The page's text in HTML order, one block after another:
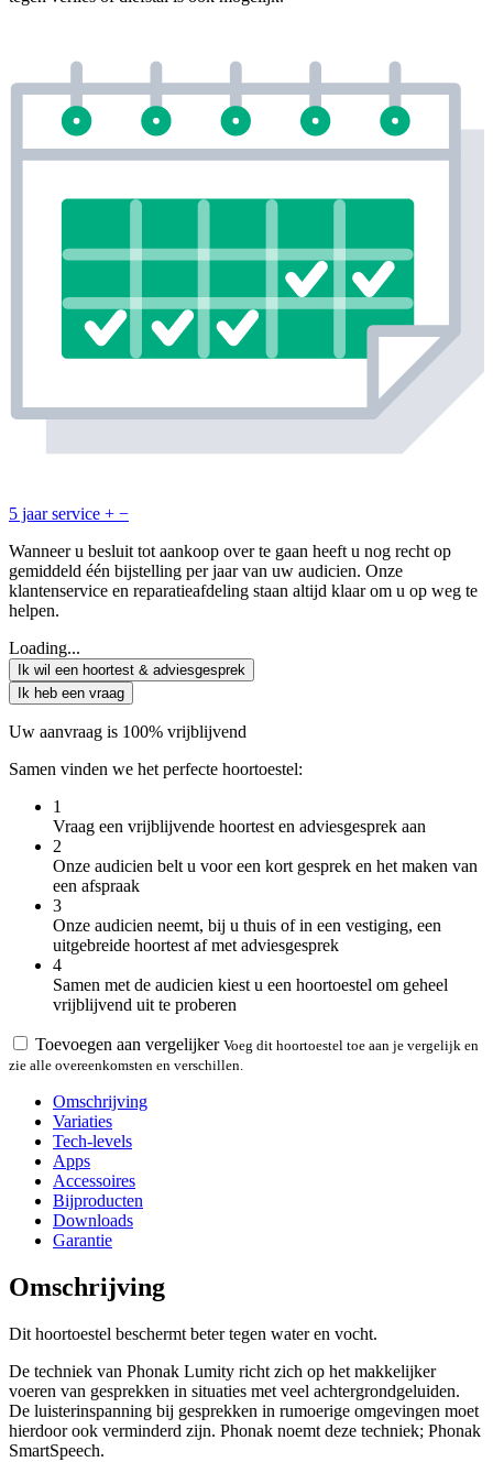
5 jaar service + −
Wanneer u besluit tot aankoop over te gaan heeft u nog recht op
gemiddeld één bijstelling per jaar van uw audicien. Onze
klantenservice en reparatieafdeling staan altijd klaar om u op weg te
helpen.
Loading...
Ik wil een hoortest & adviesgesprek
Ik heb een vraag
Uw aanvraag is 100% vrijblijvend
Samen vinden we het perfecte hoortoestel:
1
Vraag een vrijblijvende hoortest en adviesgesprek aan
2
Onze audicien belt u voor een kort gesprek en het maken van
een afspraak
3
Onze audicien neemt, bij u thuis of in een vestiging, een
uitgebreide hoortest af met adviesgesprek
4
Samen met de audicien kiest u een hoortoestel om geheel
vrijblijvend uit te proberen
Toevoegen aan vergelijker Voeg dit hoortoestel toe aan je vergelijk en
zie alle overeenkomsten en verschillen.
Omschrijving
Variaties
Tech-levels
Apps
Accessoires
Bijproducten
Downloads
Garantie
Omschrijving
Dit hoortoestel beschermt beter tegen water en vocht.
De techniek van Phonak Lumity richt zich op het makkelijker
voeren van gesprekken in situaties met veel achtergrondgeluiden.
De luisterinspanning bij gesprekken in rumoerige omgevingen moet
hierdoor ook verminderd zijn. Phonak noemt deze techniek; Phonak
SmartSpeech.